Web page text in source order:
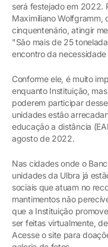
será festejado em 2022.
Maximiliano Wolfgramm,
cinquentenário, atingir
"São mais de 25
encontro da
Conforme ele, é muito
enquanto Instituição,
poderem participar
unidades estão
educação a distância
agosto de 2022.
Nas cidades onde o
unidades da Ulbra já
sociais que atuam no
mantimentos não
que a Instituição
ser feitas virtualmente,
Acesse o site para